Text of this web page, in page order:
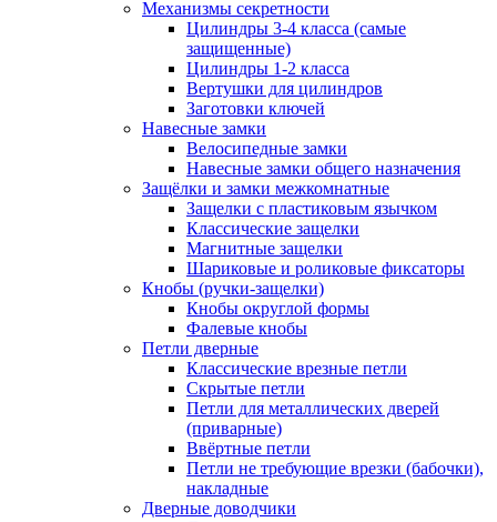
Механизмы секретности
Цилиндры 3-4 класса (самые
защищенные)
Цилиндры 1-2 класса
Вертушки для цилиндров
Заготовки ключей
Навесные замки
Велосипедные замки
Навесные замки общего назначения
Защёлки и замки межкомнатные
Защелки с пластиковым язычком
Классические защелки
Магнитные защелки
Шариковые и роликовые фиксаторы
Кнобы (ручки-защелки)
Кнобы округлой формы
Фалевые кнобы
Петли дверные
Классические врезные петли
Скрытые петли
Петли для металлических дверей
(приварные)
Ввёртные петли
Петли не требующие врезки (бабочки),
накладные
Дверные доводчики